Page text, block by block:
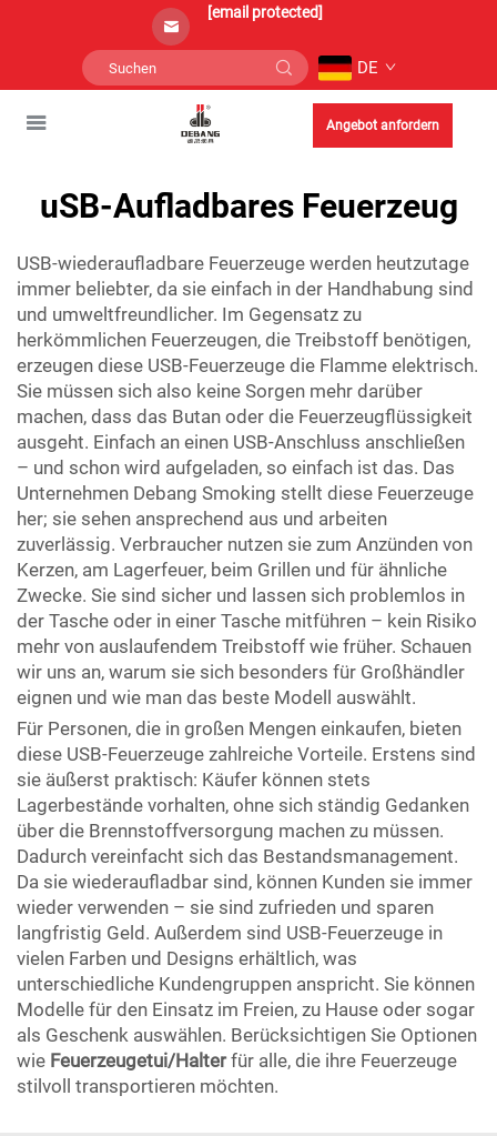
[email protected]
DE
Angebot anfordern
uSB-Aufladbares Feuerzeug
USB-wiederaufladbare Feuerzeuge werden heutzutage
immer beliebter, da sie einfach in der Handhabung sind
und umweltfreundlicher. Im Gegensatz zu
herkömmlichen Feuerzeugen, die Treibstoff benötigen,
erzeugen diese USB-Feuerzeuge die Flamme elektrisch.
Sie müssen sich also keine Sorgen mehr darüber
machen, dass das Butan oder die Feuerzeugflüssigkeit
ausgeht. Einfach an einen USB-Anschluss anschließen
– und schon wird aufgeladen, so einfach ist das. Das
Unternehmen Debang Smoking stellt diese Feuerzeuge
her; sie sehen ansprechend aus und arbeiten
zuverlässig. Verbraucher nutzen sie zum Anzünden von
Kerzen, am Lagerfeuer, beim Grillen und für ähnliche
Zwecke. Sie sind sicher und lassen sich problemlos in
der Tasche oder in einer Tasche mitführen – kein Risiko
mehr von auslaufendem Treibstoff wie früher. Schauen
wir uns an, warum sie sich besonders für Großhändler
eignen und wie man das beste Modell auswählt.
Für Personen, die in großen Mengen einkaufen, bieten
diese USB-Feuerzeuge zahlreiche Vorteile. Erstens sind
sie äußerst praktisch: Käufer können stets
Lagerbestände vorhalten, ohne sich ständig Gedanken
über die Brennstoffversorgung machen zu müssen.
Dadurch vereinfacht sich das Bestandsmanagement.
Da sie wiederaufladbar sind, können Kunden sie immer
wieder verwenden – sie sind zufrieden und sparen
langfristig Geld. Außerdem sind USB-Feuerzeuge in
vielen Farben und Designs erhältlich, was
unterschiedliche Kundengruppen anspricht. Sie können
Modelle für den Einsatz im Freien, zu Hause oder sogar
als Geschenk auswählen. Berücksichtigen Sie Optionen
wie Feuerzeugetui/Halterfür alle, die ihre Feuerzeuge
stilvoll transportieren möchten.